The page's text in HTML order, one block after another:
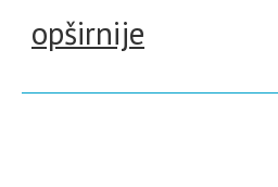
opširnije